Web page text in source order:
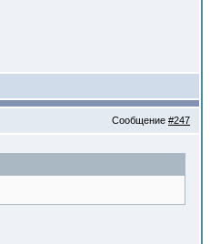
Сообщение #247